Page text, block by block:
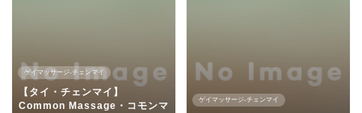
ゲイマッサージ-チェンマイ
【タイ・チェンマイ】
Common Massage・コモンマ
ゲイマッサージ-チェンマイ